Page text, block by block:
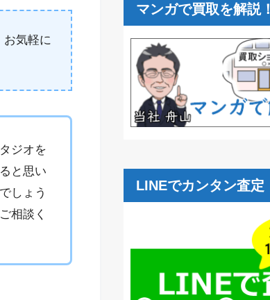
気軽に
ジオを
と思い
しょう
相談く
マンガで買取を解説！
LINEでカンタン査定